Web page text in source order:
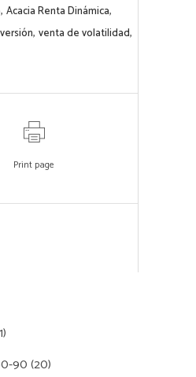
, Acacia Renta Dinámica,
, venta de volatilidad,
Print page
90(20)